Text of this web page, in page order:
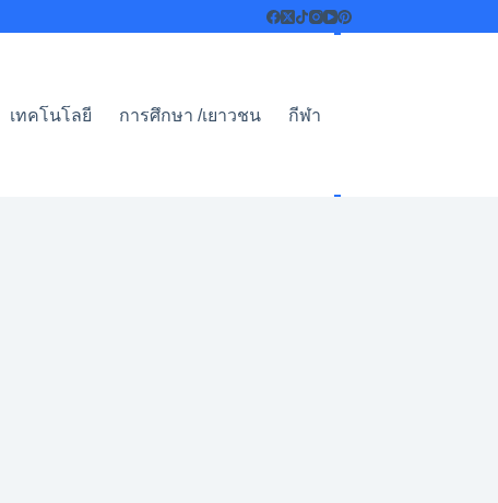
เทคโนโลยี การศึกษา /เยาวชน กีฬา